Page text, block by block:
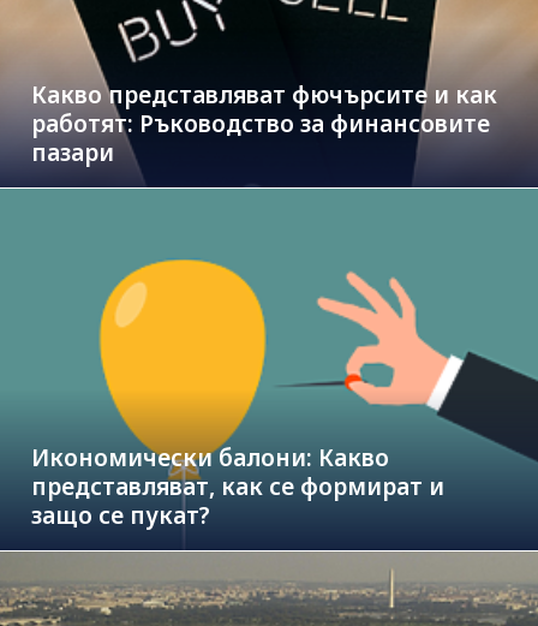
Какво представляват фючърсите и как
работят: Ръководство за финансовите
пазари
Икономически балони: Какво
представляват, как се формират и
защо се пукат?